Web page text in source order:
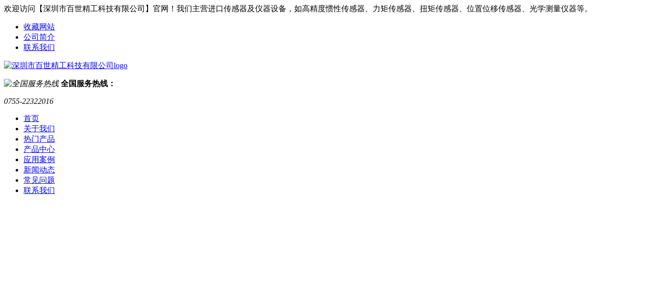
欢迎访问【深圳市百世精工科技有限公司】官网！我们主营进口传感器及仪器设备，如高精度惯性传感器、力矩传感器、扭矩传感器、位置位移传感器、光学测量仪器等。
收藏网站
公司简介
联系我们
全国服务热线：
0755-22322016
首页
关于我们
热门产品
产品中心
应用案例
新闻动态
常见问题
联系我们